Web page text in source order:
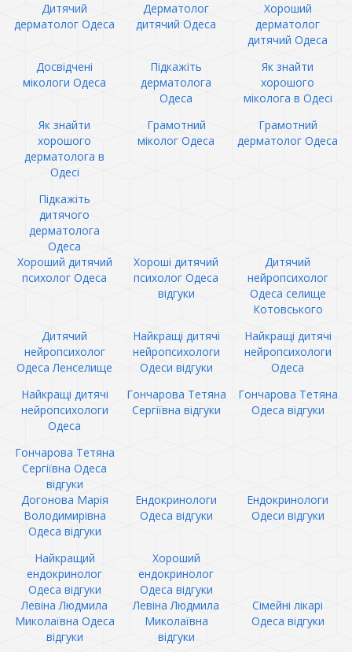
Дитячий
дерматолог Одеса
Дерматолог
дитячий Одеса
Хороший
дерматолог
дитячий Одеса
Досвідчені
мікологи Одеса
Підкажіть
дерматолога
Одеса
Як знайти
хорошого
міколога в Одесі
Як знайти
хорошого
дерматолога в
Одесі
Грамотний
міколог Одеса
Грамотний
дерматолог Одеса
Підкажіть
дитячого
дерматолога
Одеса
Хороший дитячий
психолог Одеса
Хороші дитячий
психолог Одеса
відгуки
Дитячий
нейропсихолог
Одеса селище
Котовського
Дитячий
нейропсихолог
Одеса Ленселище
Найкращі дитячі
нейропсихологи
Одеси відгуки
Найкращі дитячі
нейропсихологи
Одеса
Найкращі дитячі
нейропсихологи
Одеса
Гончарова Тетяна
Сергіївна відгуки
Гончарова Тетяна
Одеса відгуки
Гончарова Тетяна
Сергіївна Одеса
відгуки
Догонова Марія
Володимирівна
Одеса відгуки
Ендокринологи
Одеса відгуки
Ендокринологи
Одеси відгуки
Найкращий
ендокринолог
Одеса відгуки
Хороший
ендокринолог
Одеса відгуки
Левіна Людмила
Миколаївна Одеса
відгуки
Левіна Людмила
Миколаївна
відгуки
Сімейні лікарі
Одеса відгуки